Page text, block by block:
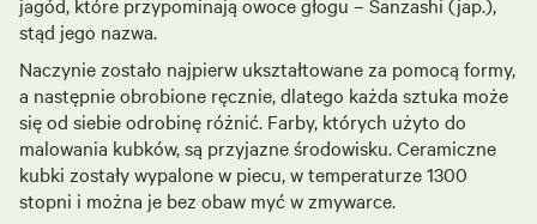
stąd jego nazwa.
Naczynie zostało najpierw ukształtowane za pomocą formy,
a następnie obrobione ręcznie, dlatego każda sztuka może
się od siebie odrobinę różnić. Farby, których użyto do
malowania kubków, są przyjazne środowisku. Ceramiczne
kubki zostały wypalone w piecu, w temperaturze 1300
stopni i można je bez obaw myć w zmywarce.